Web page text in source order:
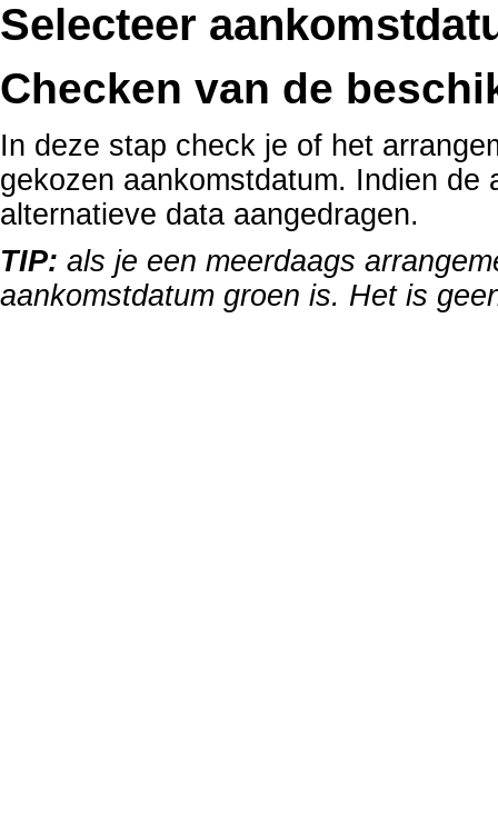
Selecteer
Checken van de
In deze stap check je of het
gekozen aankomstdatum. Indien
alternatieve data aangedragen.
TIP: als je een meerdaags
aankomstdatum groen is. Het is